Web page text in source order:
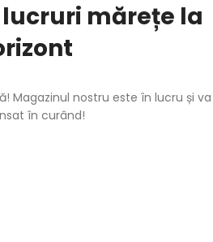
mărețe la
Magazinul nostru este în lucru și va
în curând!